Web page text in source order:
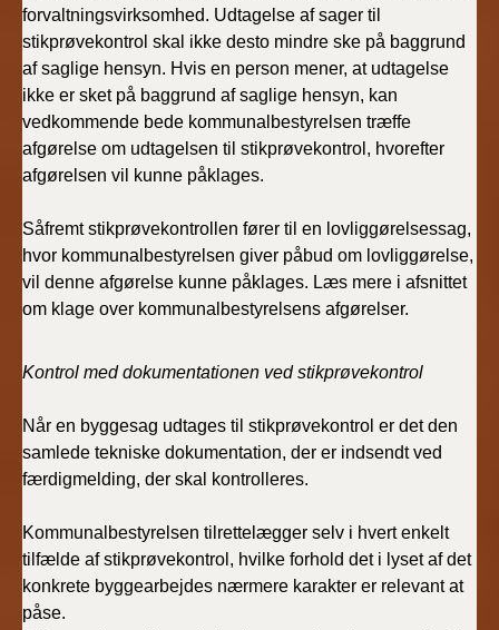
forvaltningsvirksomhed. Udtagelse af sager til
stikprøvekontrol skal ikke desto mindre ske på baggrund
af saglige hensyn. Hvis en person mener, at udtagelse
ikke er sket på baggrund af saglige hensyn, kan
vedkommende bede kommunalbestyrelsen træffe
afgørelse om udtagelsen til stikprøvekontrol, hvorefter
afgørelsen vil kunne påklages.
Såfremt stikprøvekontrollen fører til en lovliggørelsessag,
hvor kommunalbestyrelsen giver påbud om lovliggørelse,
vil denne afgørelse kunne påklages. Læs mere i afsnittet
om klage over kommunalbestyrelsens afgørelser.
Kontrol med dokumentationen ved stikprøvekontrol
Når en byggesag udtages til stikprøvekontrol er det den
samlede tekniske dokumentation, der er indsendt ved
færdigmelding, der skal kontrolleres.
Kommunalbestyrelsen tilrettelægger selv i hvert enkelt
tilfælde af stikprøvekontrol, hvilke forhold det i lyset af det
konkrete byggearbejdes nærmere karakter er relevant at
påse.